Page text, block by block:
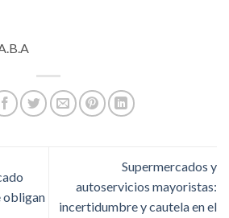
obligan
Supermercados y
autoservicios mayoristas:
incertidumbre y cautela en el